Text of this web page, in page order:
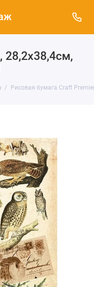
28,2х38,4см,
Рисовая бумага Craft